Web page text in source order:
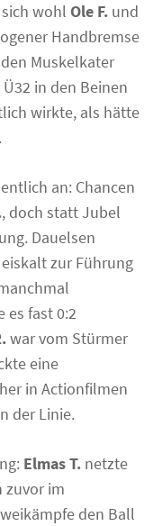
wohl Ole F. und
Handbremse
Muskelkater
in den Beinen
wirkte, als hätte
an: Chancen
, doch statt Jubel
Dauelsen
zur Führung
es fast 0:2
war vom Stürmer
eine
in Actionfilmen
der Linie.
Elmas T. netzte
zuvor im
den Ball